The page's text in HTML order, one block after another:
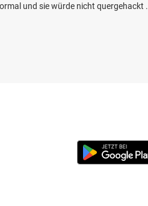
und sie würde nicht quergehackt .